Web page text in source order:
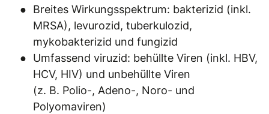
Breites Wirkungsspektrum: bakterizid (inkl.
MRSA), levurozid, tuberkulozid,
mykobakterizid und fungizid
Umfassend viruzid: behüllte Viren (inkl. HBV,
HCV, HIV) und unbehüllte Viren
(z. B. Polio-, Adeno-, Noro- und
Polyomaviren)